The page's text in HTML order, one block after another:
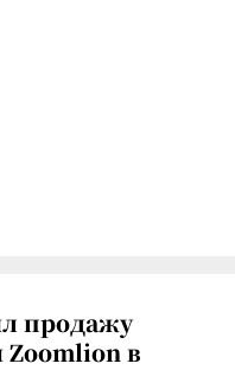
продажу
Zoomlion в